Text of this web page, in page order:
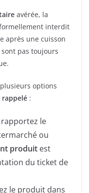
avérée, la
interdit
après une cuisson
pas toujours
options
:
rapportez le
ou
produit est
du ticket de
le produit dans